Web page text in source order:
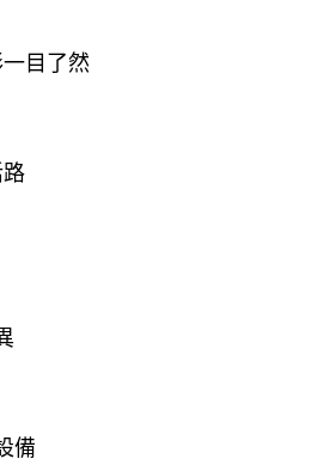
目了然
備